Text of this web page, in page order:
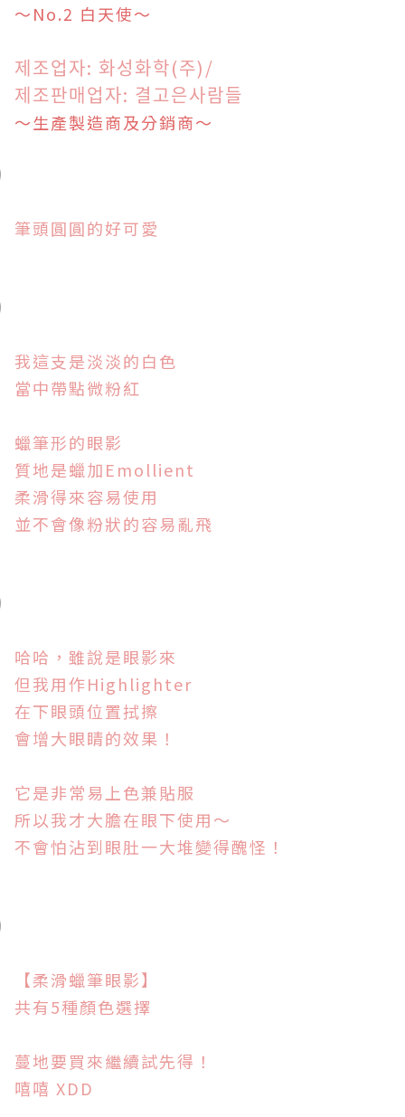
～No.2 白天使～
제조업자: 화성화학(주)/
제조판매업자: 결고은사람들
～生產製造商及分銷商～
筆頭圓圓的好可愛
我這支是淡淡的白色
當中帶點微粉紅
蠟筆形的眼影
質地是蠟加Emollient
柔滑得來容易使用
並不會像粉狀的容易亂飛
哈哈，雖說是眼影來
但我用作Highlighter
在下眼頭位置拭擦
會增大眼睛的效果！
它是非常易上色兼貼服
所以我才大膽在眼下使用～
不會怕沾到眼肚一大堆變得醜怪！
【柔滑蠟筆眼影】
共有5種顏色選擇
蔓地要買來繼續試先得！
嘻嘻 XDD